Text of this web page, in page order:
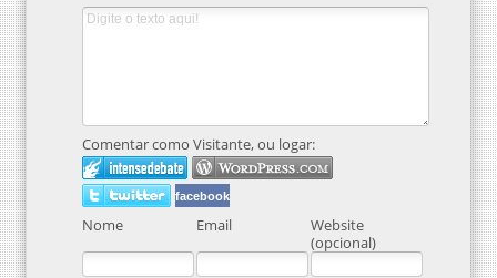
Comentar como Visitante, ou logar:
facebook
Nome Email
Website
(opcional)